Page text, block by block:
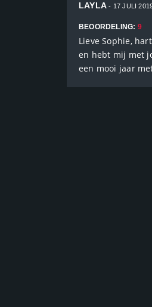
LAYLA- 17 JULI
BEOORDELING: 9
Lieve Sophie,
en hebt mij met
een mooi jaar